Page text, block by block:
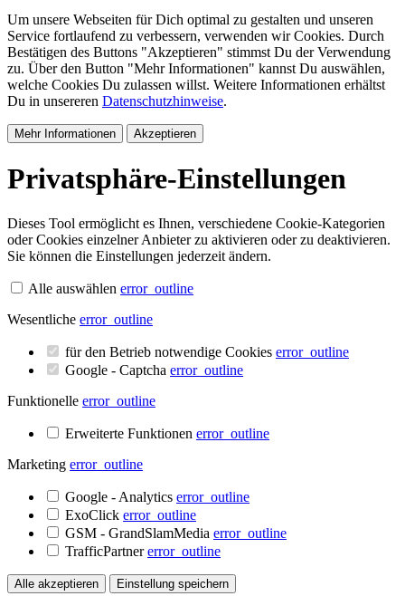
Um unsere Webseiten für Dich optimal zu gestalten und unseren
Service fortlaufend zu verbessern, verwenden wir Cookies. Durch
Bestätigen des Buttons "Akzeptieren" stimmst Du der Verwendung
zu. Über den Button "Mehr Informationen" kannst Du auswählen,
welche Cookies Du zulassen willst. Weitere Informationen erhältst
Du in unsereren Datenschutzhinweise.
Mehr Informationen Akzeptieren
Privatsphäre-Einstellungen
Dieses Tool ermöglicht es Ihnen, verschiedene Cookie-Kategorien
oder Cookies einzelner Anbieter zu aktivieren oder zu deaktivieren.
Sie können die Einstellungen jederzeit ändern.
Alle auswählen error_outline
Wesentliche error_outline
für den Betrieb notwendige Cookies error_outline
Google - Captcha error_outline
Funktionelle error_outline
Erweiterte Funktionen error_outline
Marketing error_outline
Google - Analytics error_outline
ExoClick error_outline
GSM - GrandSlamMedia error_outline
TrafficPartnererror_outline
Alle akzeptieren Einstellung speichern